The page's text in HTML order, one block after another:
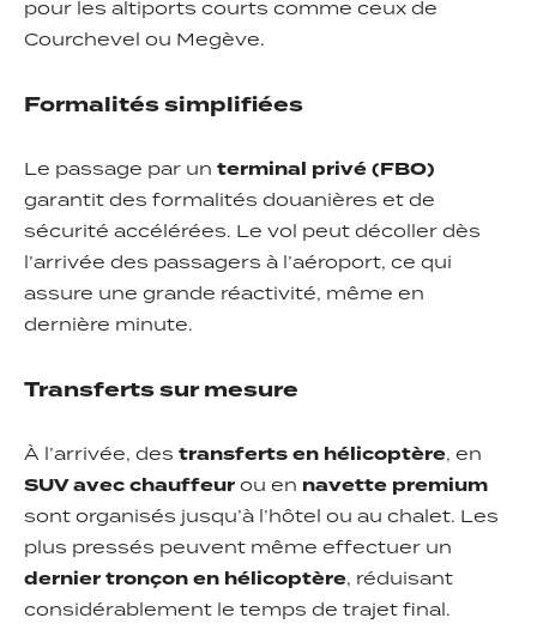
pour les altiports courts comme ceux de
Courchevel ou Megève.
Formalités simplifiées
Le passage par un terminal privé (FBO)
garantit des formalités douanières et de
sécurité accélérées. Le vol peut décoller dès
l’arrivée des passagers à l’aéroport, ce qui
assure une grande réactivité, même en
dernière minute.
Transferts sur mesure
À l’arrivée, des transferts en hélicoptère, en
SUV avec chauffeurou en navette premium
sont organisés jusqu’à l’hôtel ou au chalet. Les
plus pressés peuvent même effectuer un
dernier tronçon en hélicoptère, réduisant
considérablement le temps de trajet final.